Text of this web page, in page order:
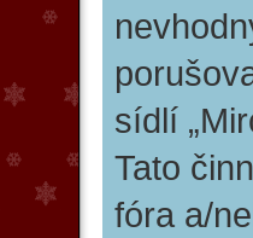
sídlí
Tato
fóra a/